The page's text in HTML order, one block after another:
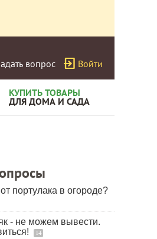
вопрос Войти
КУПИТЬ ТОВАРЫ
ДЛЯ ДОМА И САДА
портулака в огороде?
- не можем вывести.
14